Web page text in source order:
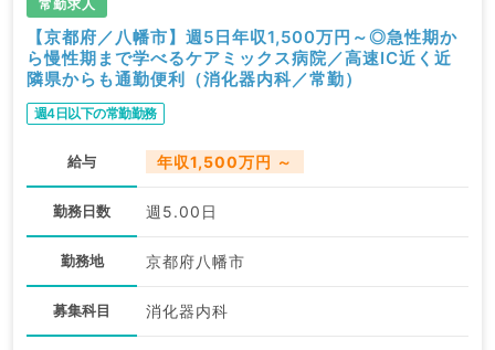
常勤求人
【京都府／八幡市】週5日年収1,500万円～◎急性期か
ら慢性期まで学べるケアミックス病院／高速IC近く近
隣県からも通勤便利（消化器内科／常勤）
週4日以下の常勤勤務
給与 年収1,500万円 ～
勤務日数 週5.00日
勤務地 京都府八幡市
募集科目 消化器内科